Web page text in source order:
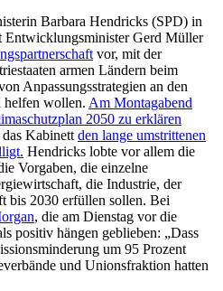
Barbara Hendricks (SPD) in
Entwicklungsminister Gerd Müller
vor, mit der
armen Ländern beim
Anpassungsstrategien an den
wollen. Am Montagabend
2050 zu erklären
Kabinett den lange umstrittenen
Hendricks lobte vor allem die
Vorgaben, die einzelne
die Industrie, der
bis 2030 erfüllen sollen. Bei
, die am Dienstag vor die
positiv hängen geblieben: „Dass
um 95 Prozent
und Unionsfraktion hatten